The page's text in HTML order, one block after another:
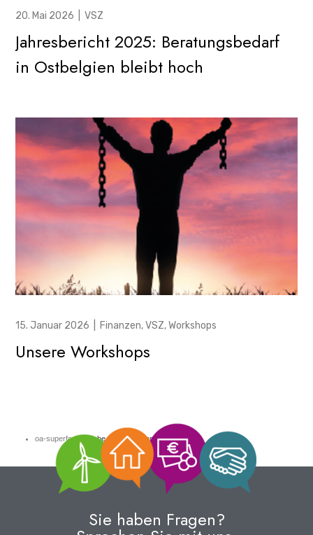
20. Mai 2026 VSZ
Jahresbericht 2025: Beratungsbedarf
in Ostbelgien bleibt hoch
15. Januar 2026 Finanzen,VSZ,Workshops
Unsere Workshops
oa-superfood: Adobe Stock (Stefan)
Sie haben Fragen?